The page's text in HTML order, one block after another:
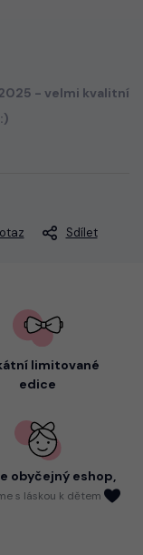
- velmi kvalitní
Sdílet
limitované
edice
obyčejný eshop,
s láskou k dětem